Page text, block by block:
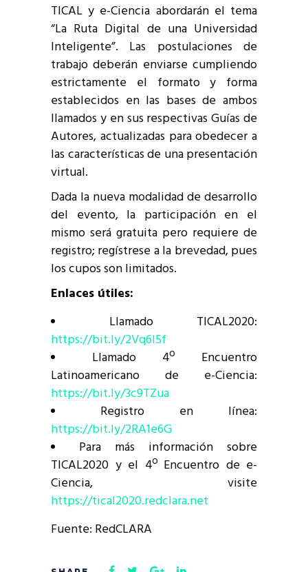
TICAL y e-Ciencia abordarán el tema
“La Ruta Digital de una Universidad
Inteligente”. Las postulaciones de
trabajo deberán enviarse cumpliendo
estrictamente el formato y forma
establecidos en las bases de ambos
llamados y en sus respectivas Guías de
Autores, actualizadas para obedecer a
las características de una presentación
virtual.
Dada la nueva modalidad de desarrollo
del evento, la participación en el
mismo será gratuita pero requiere de
registro; regístrese a la brevedad, pues
los cupos son limitados.
Enlaces útiles:
Llamado TICAL2020:
https://bit.ly/2Vq6I5f
Llamado 4º Encuentro
Latinoamericano de e-Ciencia:
https://bit.ly/3c9TZua
Registro en línea:
https://bit.ly/2RA1e6G
Para más información sobre
TICAL2020 y el 4º Encuentro de e-
Ciencia, visite
https://tical2020.redclara.net
Fuente: RedCLARA